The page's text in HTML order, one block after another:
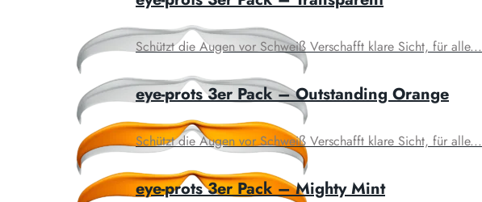
Schützt die Augen vor Schweiß Verschafft klare Sicht, für alle...
eye-prots 3er Pack – Outstanding Orange
Schützt die Augen vor Schweiß Verschafft klare Sicht, für alle...
eye-prots 3er Pack – Mighty Mint